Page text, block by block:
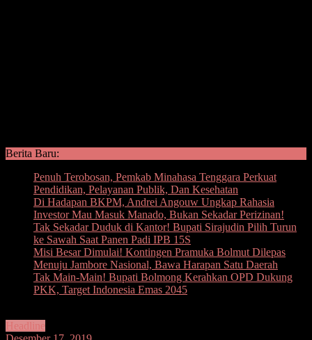
Berita Baru:
Penuh Terobosan, Pemkab Minahasa Tenggara Perkuat
Pendidikan, Pelayanan Publik, Dan Kesehatan
Di Hadapan BKPM, Andrei Angouw Ungkap Rahasia
Investor Mau Masuk Manado, Bukan Sekadar Perizinan!
Tak Sekadar Duduk di Kantor! Bupati Sirajudin Pilih Turun
ke Sawah Saat Panen Padi IPB 15S
Misi Besar Dimulai! Kontingen Pramuka Bolmut Dilepas
Menuju Jambore Nasional, Bawa Harapan Satu Daerah
Tak Main-Main! Bupati Bolmong Kerahkan OPD Dukung
PKK, Target Indonesia Emas 2045
Headline